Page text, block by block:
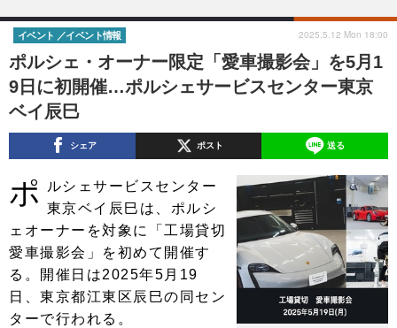
甲信越 北陸
東海 関西
中国
注目の記事
ショップレポート 愛車 File
自動車豆知識 ストップ！不具合修理＆粗悪修理
鈑金・塗装
ディテイリング
ディテイリング 洗車
ヘッドライト磨き コーティング
鈑金・塗装
小キズ直し 防錆
ポルシェ・オーナー限定「愛車撮影会」を5月1
9日に初開催…ポルシェサービスセンター東京
ベイ辰巳
イベント イベント情報 2025.5.12 Mon 18:00
シェア ポスト 送る
ポ
ルシェサービスセンター
東京ベイ辰巳は、ポルシ
ェオーナーを対象に「工場貸切
愛車撮影会」を初めて開催す
る。開催日は2025年5月19
日、東京都江東区辰巳の同セン
ターで行われる。